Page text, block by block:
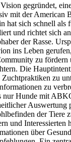
gegründet,
mit der American
hat sich schnell als
und richtet sich
der Rasse.
ins Leben
zu fördern
Die
zu
zu
nur Hunde mit
Auswertung
der Tiere
und Interessierten
über